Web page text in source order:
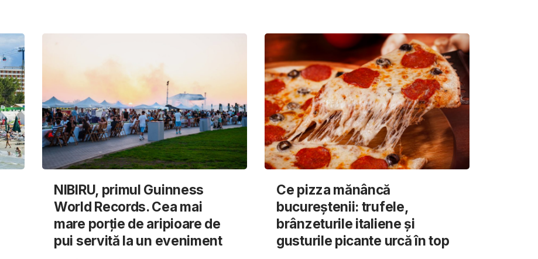
NIBIRU, primul Guinness
World Records. Cea mai
mare porție de aripioare de
pui servită la un eveniment
Ce pizza mănâncă
bucureștenii: trufele,
brânzeturile italiene și
gusturile picante urcă în top